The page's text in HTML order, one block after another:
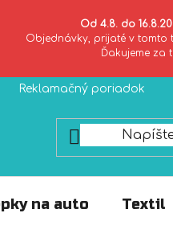
Od 4.8. do
Objednávky, prijaté v tomto
Ďakujeme za
Reklamačný poriadok
na auto Textil